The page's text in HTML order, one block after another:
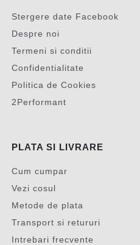
Stergere date Facebook
Despre noi
Termeni si conditii
Confidentialitate
Politica de Cookies
2Performant
PLATA SI LIVRARE
Cum cumpar
Vezi cosul
Metode de plata
Transport si retururi
Intrebari frecvente